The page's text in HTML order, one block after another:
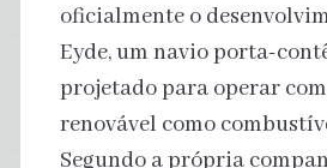
missões
profundas
com
oficialmente o
Eyde, um navio porta-
projetado para operar
renovável como
Segundo a própria